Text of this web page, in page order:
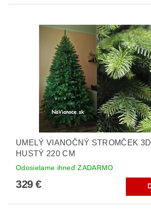
UMELÝ VIANOČNÝ STROMČEK
HUSTÝ 220 CM
Odosielame ihneď ZADARMO
329 €